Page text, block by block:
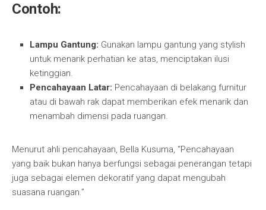
Contoh:
Lampu Gantung: Gunakan lampu gantung yang stylish
untuk menarik perhatian ke atas, menciptakan ilusi
ketinggian.
Pencahayaan Latar: Pencahayaan di belakang furnitur
atau di bawah rak dapat memberikan efek menarik dan
menambah dimensi pada ruangan.
Menurut ahli pencahayaan, Bella Kusuma, “Pencahayaan
yang baik bukan hanya berfungsi sebagai penerangan tetapi
juga sebagai elemen dekoratif yang dapat mengubah
suasana ruangan.”